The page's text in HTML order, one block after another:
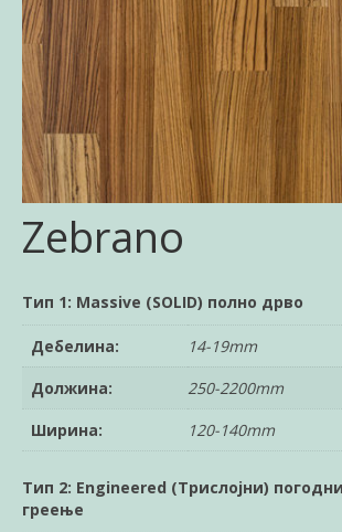
Zebrano
Тип 1: Massive (SOLID) полно дрво
Дебелина:
14-19mm
Должина:
250-2200mm
Ширина:
120-140mm
Тип 2: Engineered (Трислојни)
греење